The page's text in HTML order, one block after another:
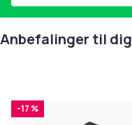
Anbefalinger til dig
-17 %